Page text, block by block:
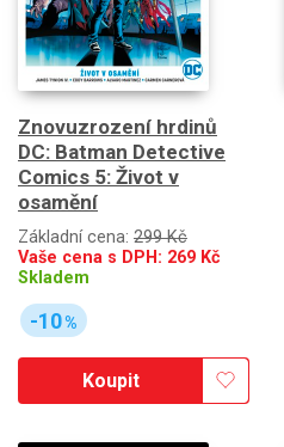
Znovuzrození hrdinů
DC: Batman Detective
Comics 5: Život v
osamění
Základní cena: 299 Kč
Vaše cena s DPH: 269 Kč
Skladem
-10%
Koupit